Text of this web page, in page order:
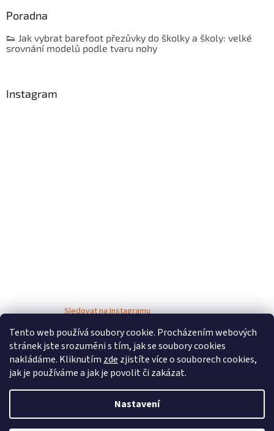
Tento web používá soubory cookie. Procházením webových
stránek jste srozuměni s tím, jak se soubory cookies
nakládáme. Kliknutím zde zjistíte více o souborech cookies,
jak je používáme a jak je povolit či zakázat.
Nastavení
Poradna
👟 Jak vybrat barefoot přezůvky do školky a školy: velké
srovnání modelů podle tvaru nohy
Instagram
Sledovat na Instagramu
Vytvořil Shoptet